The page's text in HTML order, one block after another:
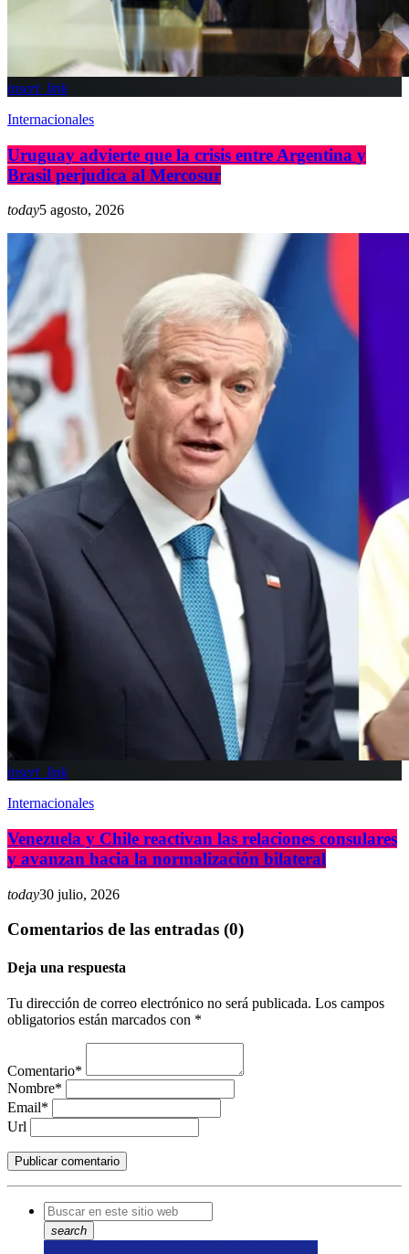
insert_link
Internacionales
Uruguay advierte que la crisis entre Argentina y
Brasil perjudica al Mercosur
today5 agosto, 2026
insert_link
Internacionales
Venezuela y Chile reactivan las relaciones consulares
y avanzan hacia la normalización bilateral
today30 julio, 2026
Comentarios de las entradas (0)
Deja una respuesta
Tu dirección de correo electrónico no será publicada. Los campos
obligatorios están marcados con *
Comentario*
Nombre*
Email*
Url
search